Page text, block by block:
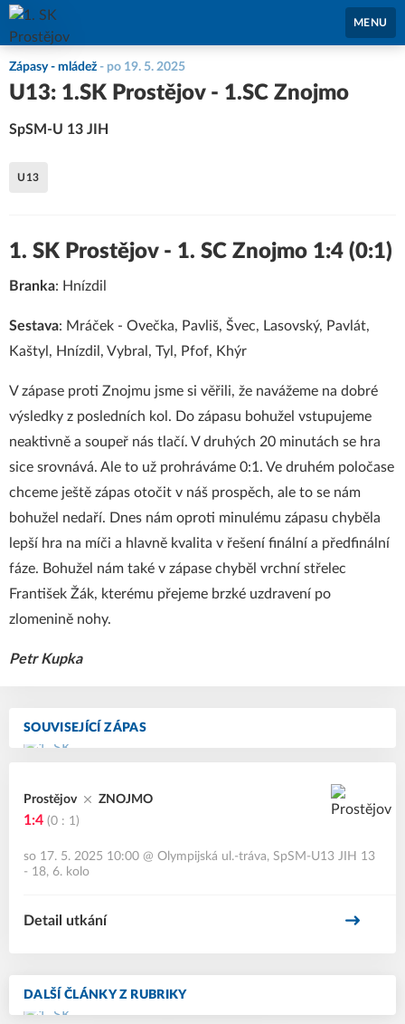
1. SK Prostějov
MENU
SOUVISEJÍCÍ ZÁPAS
Prostějov ZNOJMO
1:4 (0 : 1)
so 17. 5. 2025 10:00 @ Olympijská ul.-tráva, SpSM-U13 JIH 13
- 18, 6. kolo
Detail utkání
DALŠÍ ČLÁNKY Z RUBRIKY
Zápasy - mládež - po 19. 5. 2025
U13: 1.SK Prostějov - 1.SC Znojmo
SpSM-U 13 JIH
U13
1. SK Prostějov - 1. SC Znojmo 1:4 (0:1)
Branka: Hnízdil
Sestava: Mráček - Ovečka, Pavliš, Švec, Lasovský, Pavlát,
Kaštyl, Hnízdil, Vybral, Tyl, Pfof, Khýr
V zápase proti Znojmu jsme si věřili, že navážeme na dobré
výsledky z posledních kol. Do zápasu bohužel vstupujeme
neaktivně a soupeř nás tlačí. V druhých 20 minutách se hra
sice srovnává. Ale to už prohráváme 0:1. Ve druhém poločase
chceme ještě zápas otočit v náš prospěch, ale to se nám
bohužel nedaří. Dnes nám oproti minulému zápasu chyběla
lepší hra na míči a hlavně kvalita v řešení finální a předfinální
fáze. Bohužel nám také v zápase chyběl vrchní střelec
František Žák, kterému přejeme brzké uzdravení po
zlomenině nohy.
Petr Kupka